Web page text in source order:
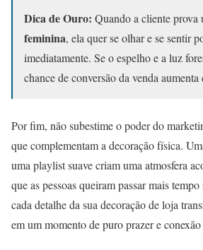
Dica de Ouro: Quando a cliente prova
feminina, ela quer se olhar e se sentir
imediatamente. Se o espelho e a luz
chance de conversão da venda aumenta
Por fim, não subestime o poder do
que complementam a decoração física.
uma playlist suave criam uma atmosfera
que as pessoas queiram passar mais
cada detalhe da sua decoração de loja
em um momento de puro prazer e